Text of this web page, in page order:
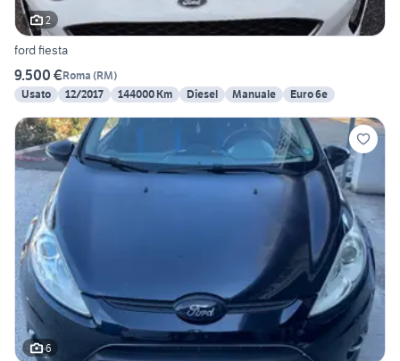
2
ford fiesta
9.500 €Roma (RM)
Usato
12/2017 144000 Km Diesel Manuale Euro 6e
6